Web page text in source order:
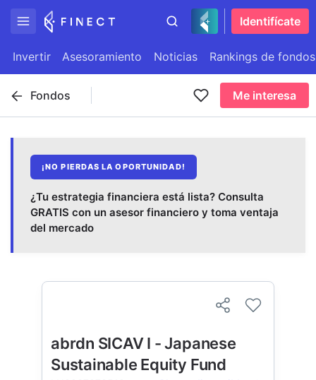
Identifícate
Invertir Asesoramiento Noticias Rankings de fondos
Fondos Me interesa
¡NO PIERDAS LA OPORTUNIDAD!
¿Tu estrategia financiera está lista? Consulta
GRATIS con un asesor financiero y toma ventaja
del mercado
abrdn SICAV I - Japanese
Sustainable Equity Fund